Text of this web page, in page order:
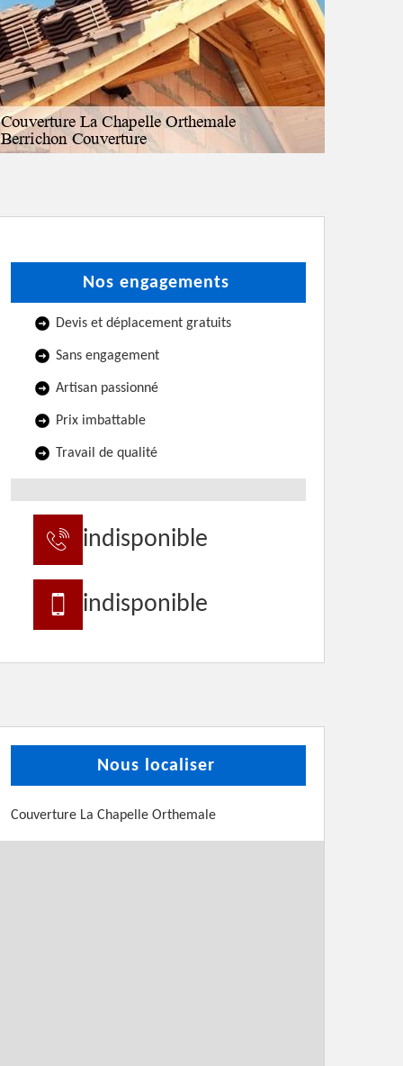
Nos engagements
Devis et déplacement gratuits
Sans engagement
Artisan passionné
Prix imbattable
Travail de qualité
indisponible
indisponible
Nous localiser
Couverture La Chapelle Orthemale